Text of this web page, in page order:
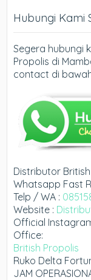
Hubungi Kami
Segera hubungi
Propolis di
contact di
Distributor
Whatsapp Fast
Telp / WA :
Website :
Official
Office:
British Propolis
Ruko Delta
JAM